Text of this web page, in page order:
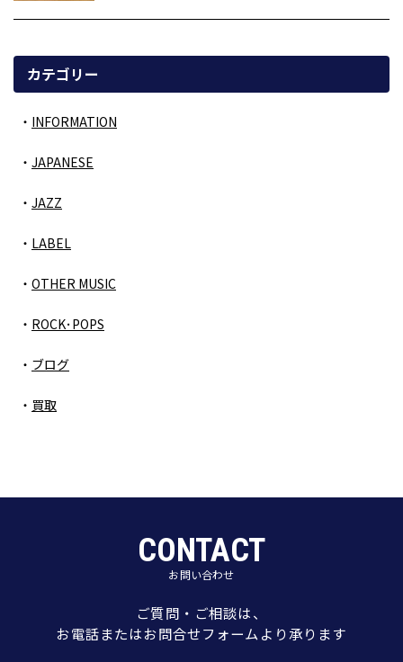
カテゴリー
INFORMATION
JAPANESE
JAZZ
LABEL
OTHER MUSIC
ROCK･POPS
ブログ
買取
CONTACT
お問い合わせ
ご質問・ご相談は、
お電話またはお問合せフォームより承ります